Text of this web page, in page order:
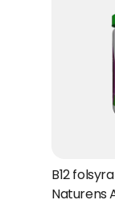
B12
Naturens